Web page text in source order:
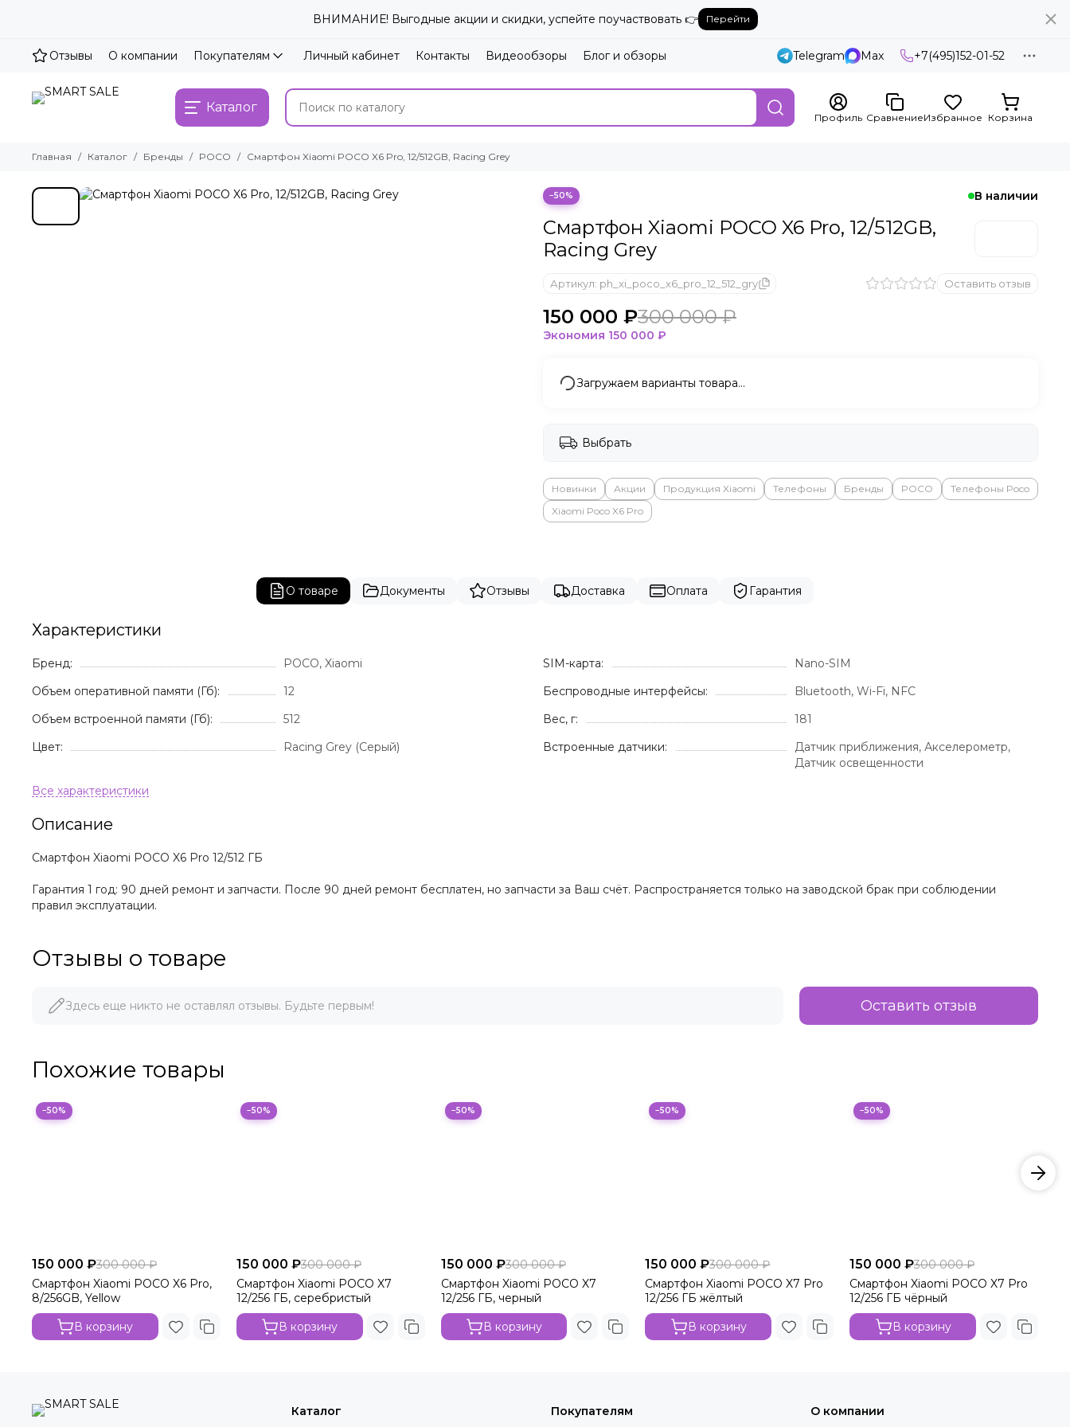
ВНИМАНИЕ! Выгодные акции и скидки, успейте поучаствовать 👉 Перейти
Отзывы О компании Покупателям Личный кабинет Контакты Видеообзоры Блог и обзоры Telegram Max +7(495)152-01-52
Каталог
Профиль СравнениеИзбранное Корзина
Главная Каталог Бренды POCO Смартфон Xiaomi POCO X6 Pro, 12/512GB, Racing Grey
−50% В наличии
Смартфон Xiaomi POCO X6 Pro, 12/512GB,
Racing Grey
Артикул: ph_xi_poco_x6_pro_12_512_gry Оставить отзыв
150 000 ₽300 000 ₽
Экономия 150 000 ₽
Загружаем варианты товара…
Выбрать
Новинки Акции Продукция Xiaomi Телефоны Бренды POCO
Телефоны Poco
Xiaomi Poco X6 Pro
О товаре Документы Отзывы Доставка Оплата Гарантия
Характеристики
Бренд:
POCO, Xiaomi
Объем оперативной памяти (Гб):
12
Объем встроенной памяти (Гб):
512
Цвет:
Racing Grey (Серый)
SIM-карта:
Nano-SIM
Беспроводные интерфейсы:
Bluetooth, Wi-Fi, NFC
Вес, г:
181
Встроенные датчики:
Датчик приближения, Акселерометр,
Датчик освещенности
Описание
Смартфон Xiaomi POCO X6 Pro 12/512 ГБ
Гарантия 1 год: 90 дней ремонт и запчасти. После 90 дней ремонт бесплатен, но запчасти за Ваш счёт. Распространяется только на заводской брак при соблюдении
правил эксплуатации.
Отзывы о товаре
Здесь еще никто не оставлял отзывы. Будьте первым! Оставить отзыв
Похожие товары
−50%
150 000 ₽300 000 ₽
Смартфон Xiaomi POCO X6 Pro,
8/256GB, Yellow
В корзину
−50%
150 000 ₽300 000 ₽
Смартфон Xiaomi POCO X7
12/256 ГБ, серебристый
В корзину
−50%
150 000 ₽300 000 ₽
Смартфон Xiaomi POCO X7
12/256 ГБ, черный
В корзину
−50%
150 000 ₽300 000 ₽
Смартфон Xiaomi POCO X7 Pro
12/256 ГБ жёлтый
В корзину
−50%
150 000 ₽300 000 ₽
Смартфон Xiaomi POCO X7 Pro
12/256 ГБ чёрный
В корзину
Каталог
Покупателям
О компании